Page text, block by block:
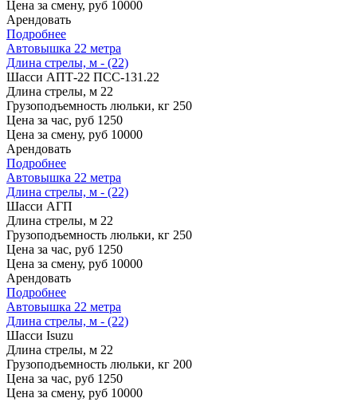
Цена за смену, руб 10000
Арендовать
Подробнее
Автовышка 22 метра
Длина стрелы, м - (22)
Шасси АПТ-22 ПСС-131.22
Длина стрелы, м 22
Грузоподъемность люльки, кг 250
Цена за час, руб 1250
Цена за смену, руб 10000
Арендовать
Подробнее
Автовышка 22 метра
Длина стрелы, м - (22)
Шасси АГП
Длина стрелы, м 22
Грузоподъемность люльки, кг 250
Цена за час, руб 1250
Цена за смену, руб 10000
Арендовать
Подробнее
Автовышка 22 метра
Длина стрелы, м - (22)
Шасси Isuzu
Длина стрелы, м 22
Грузоподъемность люльки, кг 200
Цена за час, руб 1250
Цена за смену, руб 10000